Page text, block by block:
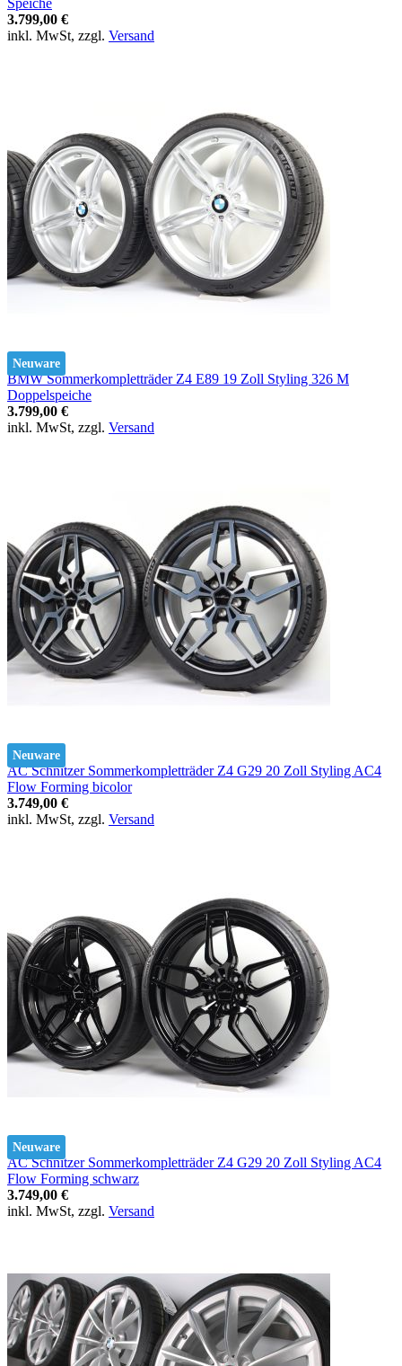
3.799,00 €
inkl. MwSt, zzgl. Versand
Neuware
BMW Sommerkompletträder Z4 E89 19 Zoll Styling 326 M
Doppelspeiche
3.799,00 €
inkl. MwSt, zzgl. Versand
Neuware
AC Schnitzer Sommerkompletträder Z4 G29 20 Zoll Styling AC4
Flow Forming bicolor
3.749,00 €
inkl. MwSt, zzgl. Versand
Neuware
AC Schnitzer Sommerkompletträder Z4 G29 20 Zoll Styling AC4
Flow Forming schwarz
3.749,00 €
inkl. MwSt, zzgl. Versand